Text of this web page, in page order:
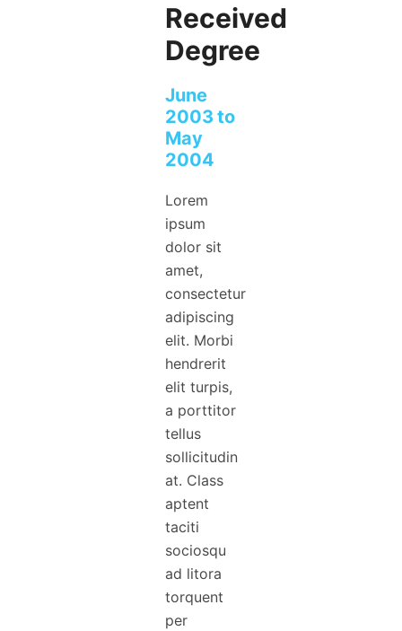
Received
Degree
June
2003 to
May
2004
Lorem
ipsum
dolor sit
amet,
consectetur
adipiscing
elit. Morbi
hendrerit
elit turpis,
a porttitor
tellus
sollicitudin
at. Class
aptent
taciti
sociosqu
ad litora
torquent
per